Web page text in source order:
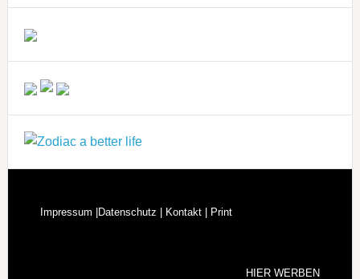
Impressum | Datenschutz | Kontakt | Print
HIER WERBEN